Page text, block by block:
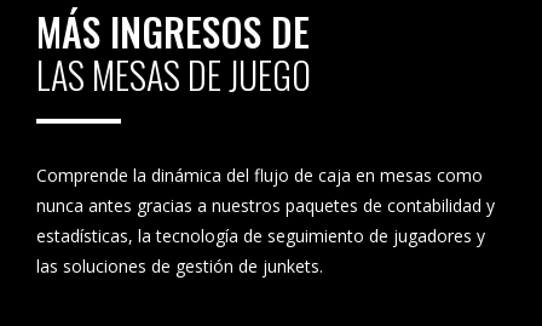
MÁS INGRESOS DE
LAS MESAS DE JUEGO
Comprende la dinámica del flujo de caja en mesas como
nunca antes gracias a nuestros paquetes de contabilidad y
estadísticas, la tecnología de seguimiento de jugadores y
las soluciones de gestión de junkets.